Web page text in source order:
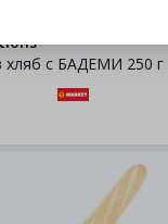
хляб с БАДЕМИ 250 г